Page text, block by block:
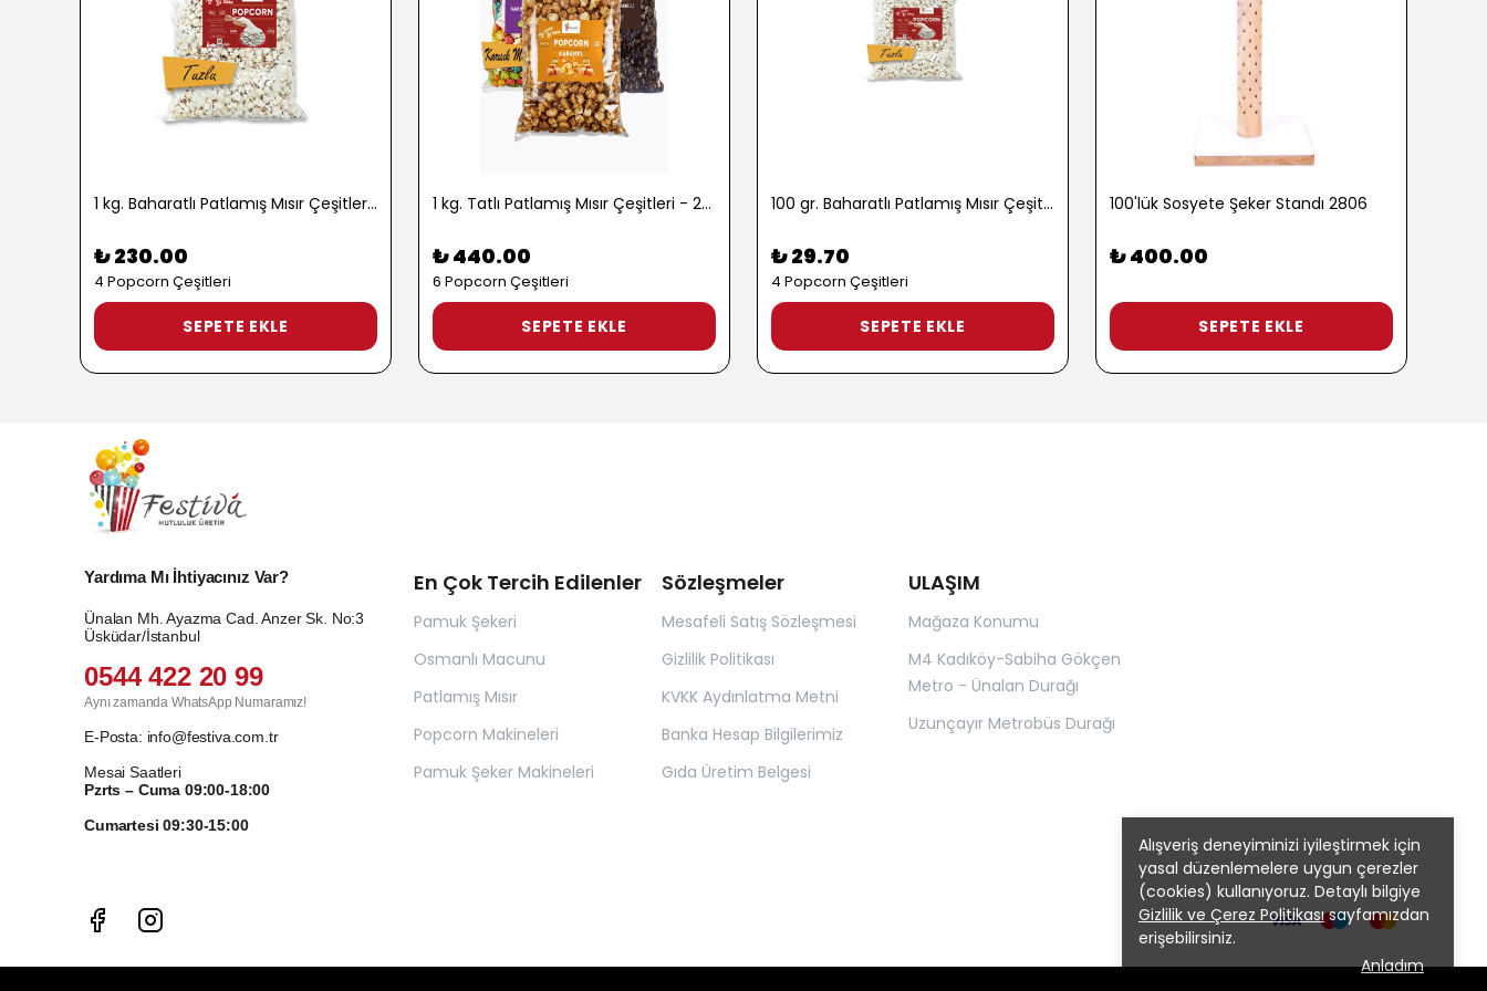
Alışveriş deneyiminizi iyileştirmek için
yasal düzenlemelere uygun çerezler
(cookies) kullanıyoruz. Detaylı bilgiye
Gizlilik ve Çerez Politikasısayfamızdan
erişebilirsiniz.
Anladım
1 kg. Baharatlı Patlamış Mısır Çeşitleri - 2724
₺ 230.00
4 Popcorn Çeşitleri
SEPETE EKLE
1 kg. Tatlı Patlamış Mısır Çeşitleri - 2722
₺ 440.00
6 Popcorn Çeşitleri
SEPETE EKLE
100 gr. Baharatlı Patlamış Mısır Çeşitleri - 2762-3
₺ 29.70
4 Popcorn Çeşitleri
SEPETE EKLE
100'lük Sosyete Şeker Standı 2806
₺ 400.00
SEPETE EKLE
En Çok Tercih Edilenler
Pamuk Şekeri
Osmanlı Macunu
Patlamış Mısır
Popcorn Makineleri
Pamuk Şeker Makineleri
Sözleşmeler
Mesafeli Satış Sözleşmesi
Gizlilik Politikası
KVKK Aydınlatma Metni
Banka Hesap Bilgilerimiz
Gıda Üretim Belgesi
ULAŞIM
Mağaza Konumu
M4 Kadıköy-Sabiha Gökçen
Metro - Ünalan Durağı
Uzunçayır Metrobüs Durağı
Yardıma Mı İhtiyacınız Var?
Ünalan Mh. Ayazma Cad. Anzer Sk. No:3
Üsküdar/İstanbul
0544 422 20 99
Aynı zamanda WhatsApp Numaramız!
E-Posta: info@festiva.com.tr
Mesai Saatleri
Pzrts – Cuma 09:00-18:00
Cumartesi 09:30-15:00